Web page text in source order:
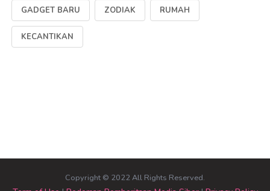
GADGET BARU ZODIAK RUMAH
KECANTIKAN
Copyright © 2022 All Rights Reserved.